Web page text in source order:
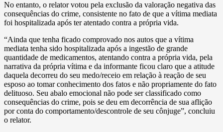
No entanto, o relator votou pela exclusão da valoração negativa das
consequências do crime, consistente no fato de que a vítima mediata
foi hospitalizada após ter atentado contra a própria vida.
“Ainda que tenha ficado comprovado nos autos que a vítima
mediata tenha sido hospitalizada após a ingestão de grande
quantidade de medicamentos, atentando contra a própria vida, pela
narrativa da própria vítima e da informante ficou claro que a atitude
daquela decorreu do seu medo/receio em relação à reação de seu
esposo ao tomar conhecimento dos fatos e não propriamente do fato
delituoso. Seu abalo emocional não pode ser classificado como
consequências do crime, pois se deu em decorrência de sua aflição
por conta do comportamento/descontrole de seu cônjuge”, concluiu
o relator.